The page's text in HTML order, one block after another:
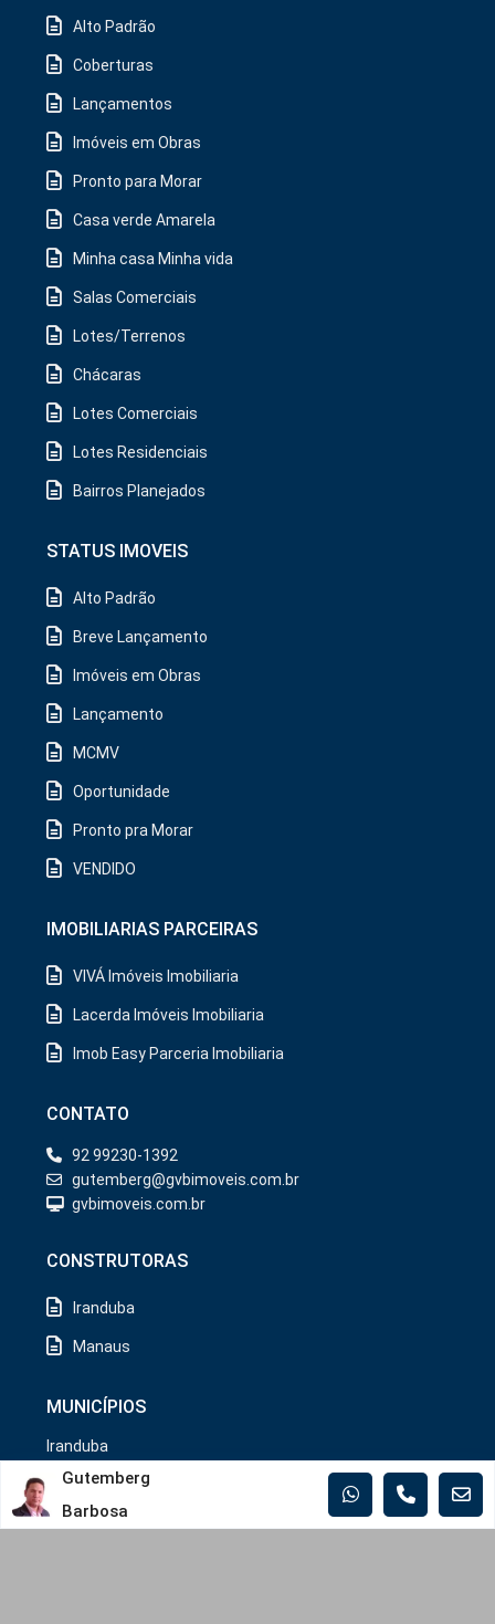
Alto Padrão
Coberturas
Lançamentos
Imóveis em Obras
Pronto para Morar
Casa verde Amarela
Minha casa Minha vida
Salas Comerciais
Lotes/Terrenos
Chácaras
Lotes Comerciais
Lotes Residenciais
Bairros Planejados
STATUS IMOVEIS
Alto Padrão
Breve Lançamento
Imóveis em Obras
Lançamento
MCMV
Oportunidade
Pronto pra Morar
VENDIDO
IMOBILIARIAS PARCEIRAS
VIVÁ Imóveis Imobiliaria
Lacerda Imóveis Imobiliaria
Imob Easy Parceria Imobiliaria
CONTATO
92 99230-1392
gutemberg@gvbimoveis.com.br
gvbimoveis.com.br
CONSTRUTORAS
Iranduba
Manaus
MUNICÍPIOS
Iranduba
Manaus
Rio Preto da Eva
Gutemberg
Barbosa